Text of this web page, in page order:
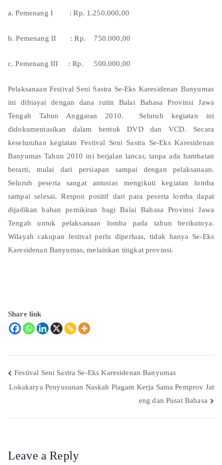
a. Pemenang I : Rp. 1.250.000,00
b. Pemenang II : Rp. 750.000,00
c. Pemenang III : Rp. 500.000,00
Pelaksanaan Festival Seni Sastra Se-Eks Karesidenan Banyumas
ini dibiayai dengan dana rutin Balai Bahasa Provinsi Jawa
Tengah Tahun Anggaran 2010. Seluruh kegiatan ini
didokumentasikan dalam bentuk DVD dan VCD. Secara
keseluruhan kegiatan Festival Seni Sastra Se-Eks Karesidenan
Banyumas Tahun 2010 ini berjalan lancar, tanpa ada hambatan
berarti, mulai dari persiapan sampai dengan pelaksanaan.
Seluruh peserta sangat antusias mengikuti kegiatan lomba
sampai selesai. Respon positif dari para peserta lomba dapat
dijadikan bahan pemikiran bagi Balai Bahasa Provinsi Jawa
Tengah untuk pelaksanaan lomba pada tahun berikutnya.
Wilayah cakupan festival perlu diperluas, tidak hanya Se-Eks
Karesidenan Banyumas, melainkan tingkat provinsi.
Share link
Festival Seni Sastra Se-Eks Karesidenan Banyumas
Lokakarya Penyusunan Naskah Piagam Kerja Sama Pemprov Jat
eng dan Pusat Bahasa
Leave a Reply